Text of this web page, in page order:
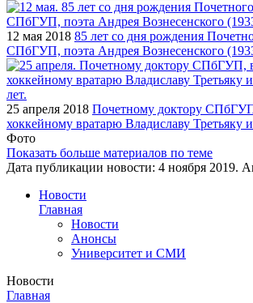
12 мая 2018 85 лет со дня рождения
СПбГУП, поэта Андрея Вознесенского
25 апреля 2018 Почетному доктору
хоккейному вратарю Владиславу Третьяку
Фото
Показать больше материалов по теме
Дата публикации новости: 4 ноября 2019.
Новости
Главная
Новости
Анонсы
Университет и СМИ
Новости
Главная